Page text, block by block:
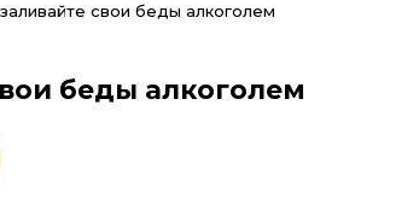
свои беды алкоголем
беды алкоголем